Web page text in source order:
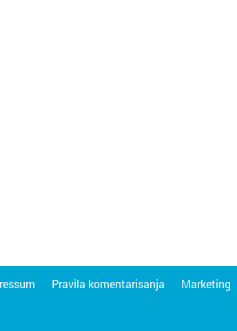
Pravila komentarisanja Marketing